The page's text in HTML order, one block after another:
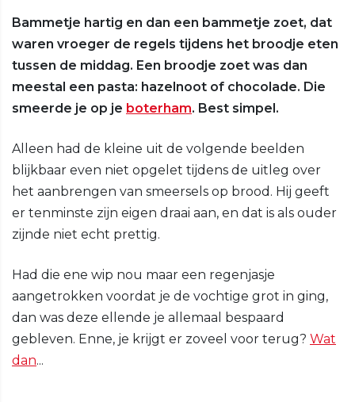
Bammetje hartig en dan een bammetje zoet, dat
waren vroeger de regels tijdens het broodje eten
tussen de middag. Een broodje zoet was dan
meestal een pasta: hazelnoot of chocolade. Die
smeerde je op je boterham. Best simpel.
Alleen had de kleine uit de volgende beelden
blijkbaar even niet opgelet tijdens de uitleg over
het aanbrengen van smeersels op brood. Hij geeft
er tenminste zijn eigen draai aan, en dat is als ouder
zijnde niet echt prettig.
Had die ene wip nou maar een regenjasje
aangetrokken voordat je de vochtige grot in ging,
dan was deze ellende je allemaal bespaard
gebleven. Enne, je krijgt er zoveel voor terug? Wat
dan...